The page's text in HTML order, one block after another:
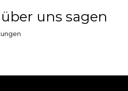
uns sagen